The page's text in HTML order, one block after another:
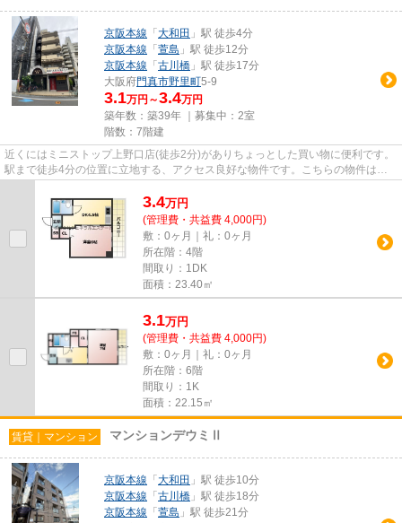
京阪本線 「 大和田 」駅 徒歩4分
京阪本線 「 萱島 」駅 徒歩12分
京阪本線 「 古川橋 」駅 徒歩17分
大阪府門真市野里町5-9
3.1万円～3.4万円
築年数：築39年 ｜募集中： 2室
階数：7階建
近くにはミニストップ上野口店(徒歩2分)がありちょっとした買い物に便利です。
駅まで徒歩4分の位置に立地する、アクセス良好な物件です。こちらの物件はマ
3.4万円
(管理費・共益費 4,000円)
敷：0ヶ月｜礼：0ヶ月
所在階：4階
間取り：1DK
面積：23.40㎡
3.1万円
(管理費・共益費 4,000円)
敷：0ヶ月｜礼：0ヶ月
所在階：6階
間取り：1K
面積：22.15㎡
賃貸｜マンション マンションデウミⅡ
京阪本線 「 大和田 」駅 徒歩10分
京阪本線 「 古川橋 」駅 徒歩18分
京阪本線 「 萱島 」駅 徒歩21分